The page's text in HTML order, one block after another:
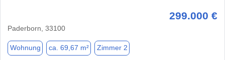
299.000 €
Paderborn, 33100
Wohnung ca. 69,67 m² Zimmer 2